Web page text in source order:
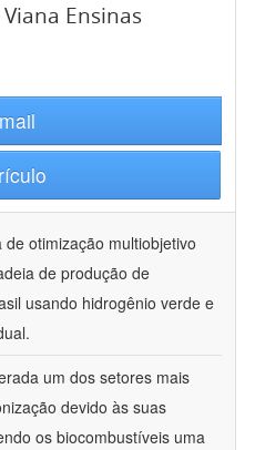
Ensinas
de otimização multiobjetivo
de produção de
usando hidrogênio verde e
um dos setores mais
devido às suas
os biocombustíveis uma